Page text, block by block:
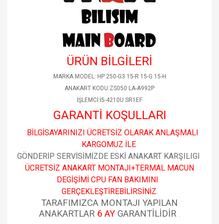
ÜRÜN BİLGİLERİ
MARKA MODEL: HP 250-G3 15-R 15-G 15-H
ANAKART KODU:ZS050 LA-A992P
İŞLEMCİ:İ5-4210U SR1EF
GARANTİ KOŞULLARI
BİLGİSAYARINIZI ÜCRETSİZ OLARAK ANLAŞMALI
KARGOMUZ İLE
GÖNDERİP SERVİSİMİZDE ESKİ ANAKART KARŞILIGI
ÜCRETSİZ ANAKART MONTAJI+TERMAL MACUN
DEGİŞİMİ CPU FAN BAKIMINI
GERÇEKLEŞTİREBİLİRSİNİZ.
TARAFIMIZCA MONTAJI YAPILAN
ANAKARTLAR 6 AYGARANTİLİDİR .